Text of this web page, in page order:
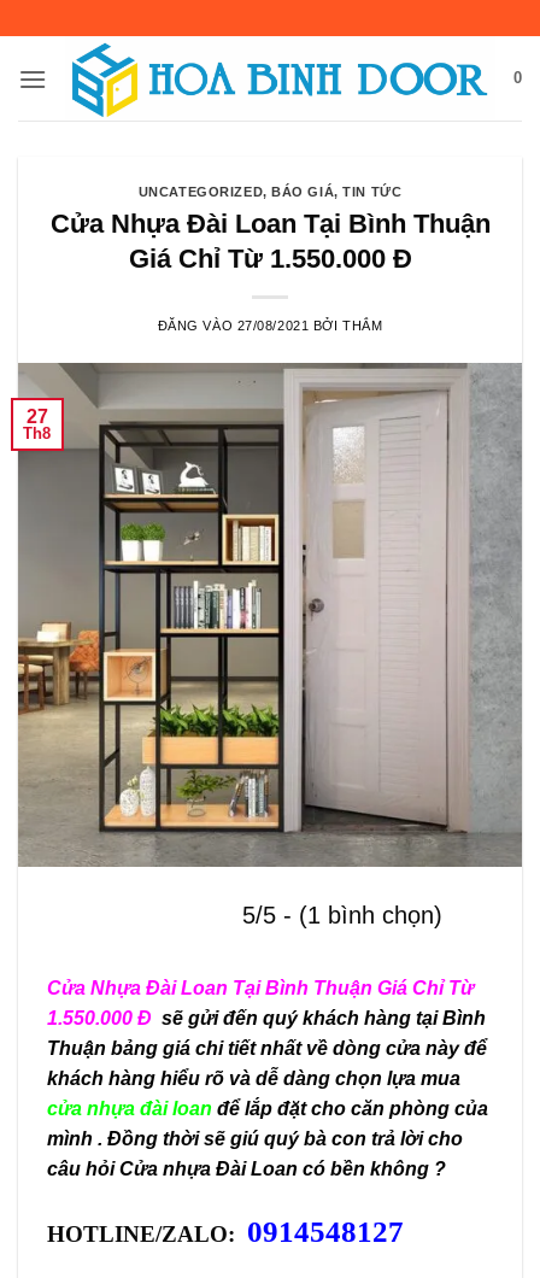
nội
0
UNCATEGORIZED,BÁO GIÁ,TIN TỨC
Cửa Nhựa Đài Loan Tại Bình Thuận
Giá Chỉ Từ 1.550.000 Đ
ĐĂNG VÀO 27/08/2021 BỞITHẮM
27
Th8
5/5 - (1 bình chọn)
Cửa Nhựa Đài Loan Tại Bình Thuận Giá Chỉ Từ
1.550.000 Đ sẽ gửi đến quý khách hàng tại Bình
Thuận bảng giá chi tiết nhất về dòng cửa này để
khách hàng hiểu rõ và dễ dàng chọn lựa mua
cửa nhựa đài loan để lắp đặt cho căn phòng của
mình . Đồng thời sẽ giú quý bà con trả lời cho
câu hỏi Cửa nhựa Đài Loan có bền không ?
HOTLINE/ZALO: 0914548127